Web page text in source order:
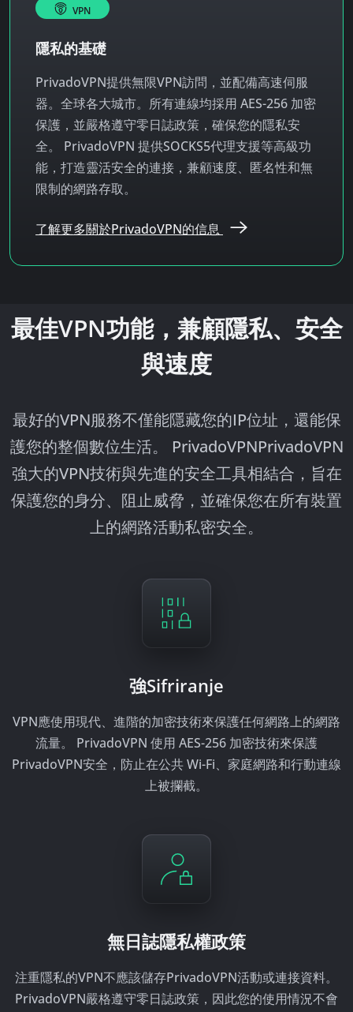
VPN
隱私的基礎
PrivadoVPN提供無限VPN訪問，並配備高速伺服
器。 全球各大城市。所有連線均採用 AES-256 加密
保護，並嚴格遵守零日誌政策，確保您的隱私安
全。 PrivadoVPN 提供SOCKS5代理支援等高級功
能，打造靈活安全的連接，兼顧速度、匿名性和無
限制的網路存取。
了解更多關於PrivadoVPN的信息
最佳VPN功能，兼顧隱私、安全
與速度
最好的VPN服務不僅能隱藏您的IP位址，還能保
護您的整個數位生活。 PrivadoVPNPrivadoVPN
強大的VPN技術與先進的安全工具相結合，旨在
保護您的身分、阻止威脅，並確保您在所有裝置
上的網路活動私密安全。
強Sifriranje
VPN應使用現代、進階的加密技術來保護任何網路上的網路
流量。 PrivadoVPN 使用 AES-256 加密技術來保護
PrivadoVPN安全，防止在公共 Wi-Fi、家庭網路和行動連線
上被攔截。
無日誌隱私權政策
注重隱私的VPN不應該儲存PrivadoVPN活動或連接資料。
PrivadoVPN嚴格遵守零日誌政策，因此您的使用情況不會